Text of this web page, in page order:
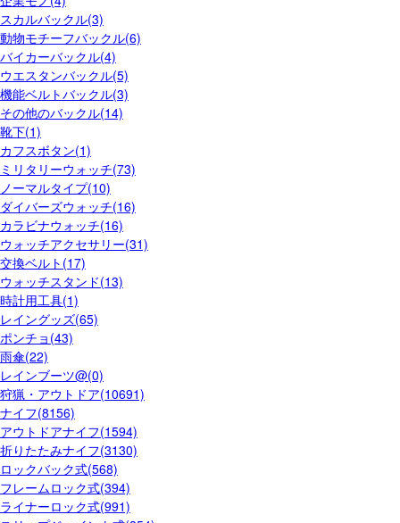
スカルバックル(3)
動物モチーフバックル(6)
バイカーバックル(4)
ウエスタンバックル(5)
機能ベルトバックル(3)
その他のバックル(14)
靴下(1)
カフスボタン(1)
ミリタリーウォッチ(73)
ノーマルタイプ(10)
ダイバーズウォッチ(16)
カラビナウォッチ(16)
ウォッチアクセサリー(31)
交換ベルト(17)
ウォッチスタンド(13)
時計用工具(1)
レイングッズ(65)
ポンチョ(43)
雨傘(22)
レインブーツ@(0)
狩猟・アウトドア(10691)
ナイフ(8156)
アウトドアナイフ(1594)
折りたたみナイフ(3130)
ロックバック式(568)
フレームロック式(394)
ライナーロック式(991)